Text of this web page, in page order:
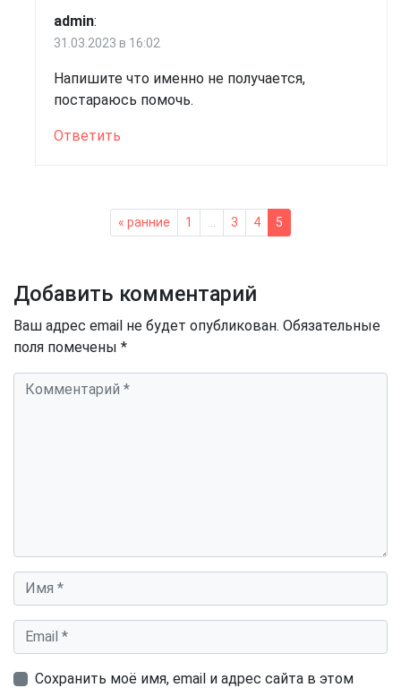
admin:
31.03.2023 в 16:02
Напишите что именно не получается,
постараюсь помочь.
Ответить
Навигация« ранние 1 3 4 5
Добавить комментарий
Ваш адрес email не будет опубликован. Обязательные
поля помечены *
Комментарий *
Имя
Email *
Сохранить моё имя, email и адрес сайта в этом